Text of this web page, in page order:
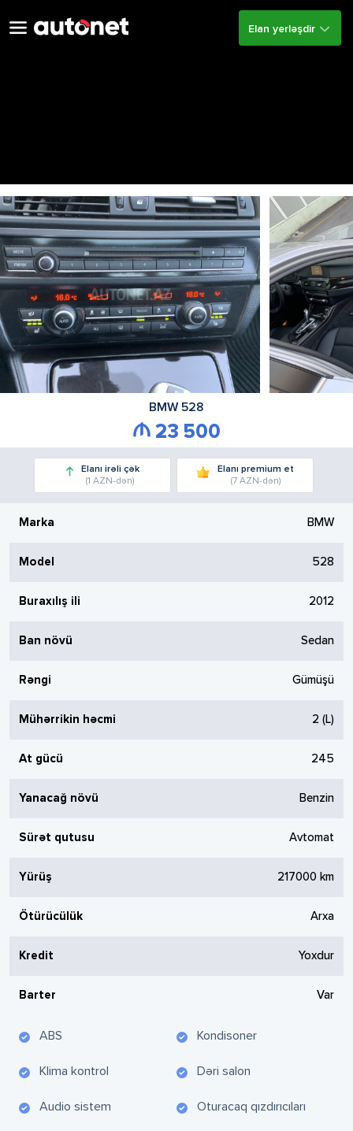
Elan yerləşdir
BMW 528
23 500
Elanı irəli çək
(1 AZN-dən)
Elanı premium et
(7 AZN-dən)
Marka BMW
Model 528
Buraxılış ili 2012
Ban növü Sedan
Rəngi Gümüşü
Mühərrikin həcmi 2 (L)
At gücü 245
Yanacağ növü Benzin
Sürət qutusu Avtomat
Yürüş 217000 km
Ötürücülük Arxa
Kredit Yoxdur
Barter Var
ABS Kondisoner
Klima kontrol Dəri salon
Audio sistem Oturacaq qızdırıcıları